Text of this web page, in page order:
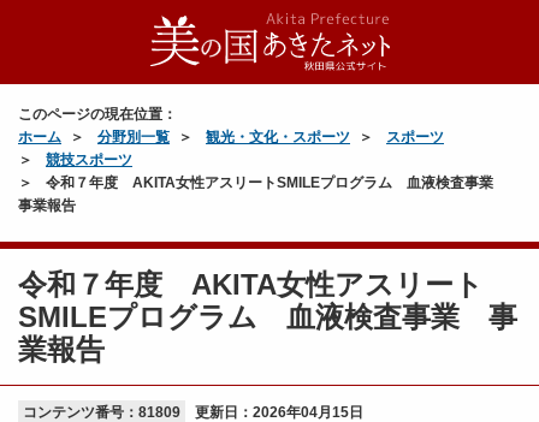
このページの現在位置：
ホーム
分野別一覧 観光・文化・スポーツ
スポーツ
競技スポーツ
令和７年度 AKITA女性アスリートSMILEプログラム 血液検査事業
事業報告
令和７年度 AKITA女性アスリート
SMILEプログラム 血液検査事業 事
業報告
コンテンツ番号：81809 更新日： 2026年04月15日